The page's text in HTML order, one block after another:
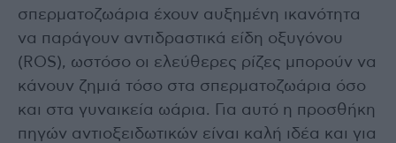
σπερματοζωάρια έχουν αυξημένη ικανότητα
να παράγουν αντιδραστικά είδη οξυγόνου
(ROS), ωστόσο οι ελεύθερες ρίζες μπορούν να
κάνουν ζημιά τόσο στα σπερματοζωάρια όσο
και στα γυναικεία ωάρια. Για αυτό η προσθήκη
πηγών αντιοξειδωτικών είναι καλή ιδέα και για